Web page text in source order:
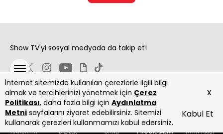
ANASAYFA DİZİLER CANLI PROGRAMLAR YAYIN AKIŞI
İnternet sitemizde kullanılan çerezlerle ilgili bilgi
almak ve tercihlerinizi yönetmek için Çerez
Politikası, daha fazla bilgi için Aydınlatma
Metni sayfalarını ziyaret edebilirsiniz. Sitemizi
kullanarak çerezleri kullanmamızı kabul edersiniz.
Kabul Et
x
Show TV'yi sosyal medyada da takip et!
Copyright 2026 Show Televizyon Yayıncılık A.Ş.